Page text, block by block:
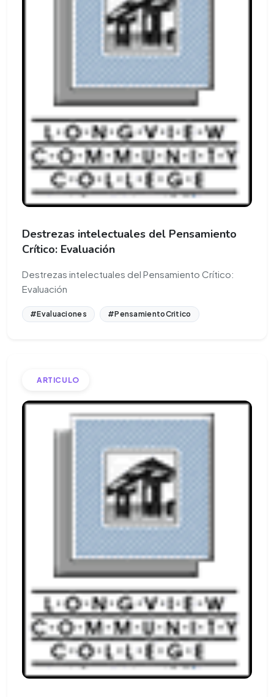
Destrezas intelectuales del Pensamiento
Crítico: Evaluación
Destrezas intelectuales del Pensamiento Crítico:
Evaluación
#Evaluaciones #PensamientoCritico
ARTICULO